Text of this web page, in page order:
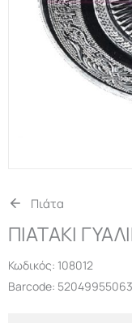
Πιάτα
ΠΙΑΤΑΚΙ
Κωδικός: 108012
Barcode: